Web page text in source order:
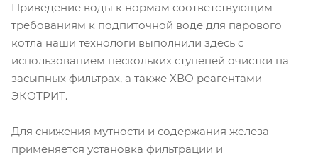
Приведение воды к нормам соответствующим
требованиям к подпиточной воде для парового
котла наши технологи выполнили здесь с
использованием нескольких ступеней очистки на
засыпных фильтрах, а также ХВО реагентами
ЭКОТРИТ.
Для снижения мутности и содержания железа
применяется установка фильтрации и